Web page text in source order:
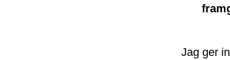
Jag ger